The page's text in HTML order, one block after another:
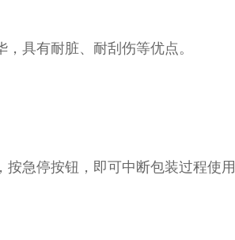
具有耐脏、耐刮伤等优点。
急停按钮，即可中断包装过程使用